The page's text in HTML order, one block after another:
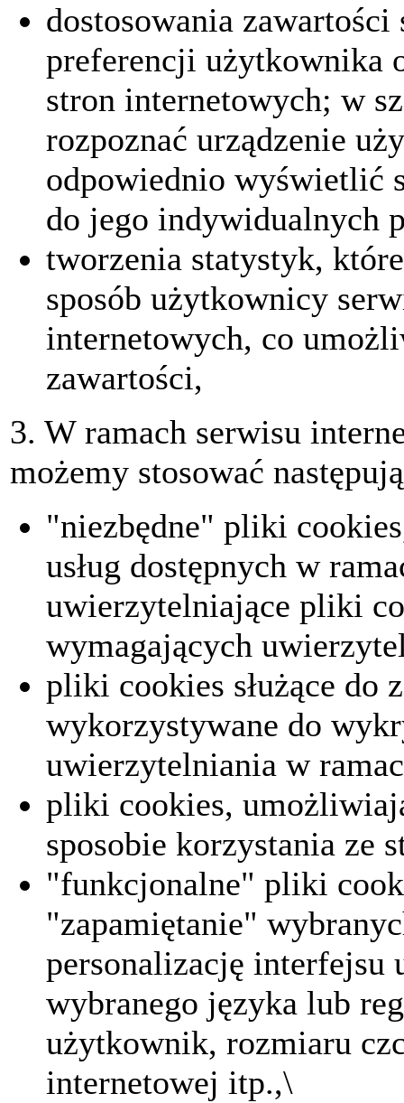
dostosowania
preferencji użytkownika
stron internetowych; w
rozpoznać urządzenie
odpowiednio wyświetlić
do jego indywidualnych
tworzenia statystyk,
sposób użytkownicy
internetowych, co
zawartości,
3. W ramach serwisu
możemy stosować
"niezbędne" pliki
usług dostępnych w
uwierzytelniające pliki
wymagających
pliki cookies służące do
wykorzystywane do
uwierzytelniania w
pliki cookies,
sposobie korzystania ze
"funkcjonalne" pliki
"zapamiętanie"
personalizację interfejsu
wybranego języka lub
użytkownik, rozmiaru
internetowej itp.,\